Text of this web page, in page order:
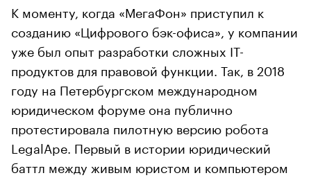
К моменту, когда «МегаФон» приступил к
созданию «Цифрового бэк-офиса», у компании
уже был опыт разработки сложных IT-
продуктов для правовой функции. Так, в 2018
году на Петербургском международном
юридическом форуме она публично
протестировала пилотную версию робота
LegalApe. Первый в истории юридический
баттл между живым юристом и компьютером